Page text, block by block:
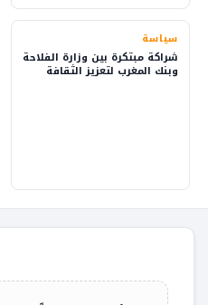
سياسة
شراكة مبتكرة بين وزارة الفلاحة
وبنك المغرب لتعزيز الثقافة